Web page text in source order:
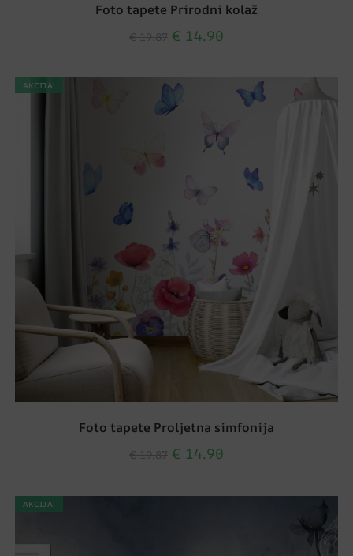
Foto tapete Prirodni kolaž
€ 14.90
AKCIJA!
Foto tapete Proljetna simfonija
€ 14.90
AKCIJA!